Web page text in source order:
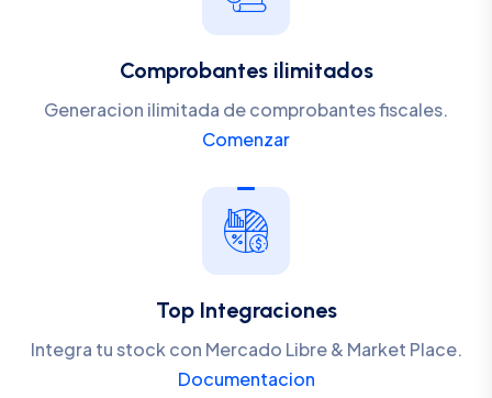
Comprobantes ilimitados
Generacion ilimitada de comprobantes fiscales.
Comenzar
Top Integraciones
Integra tu stock con Mercado Libre & Market Place.
Documentacion